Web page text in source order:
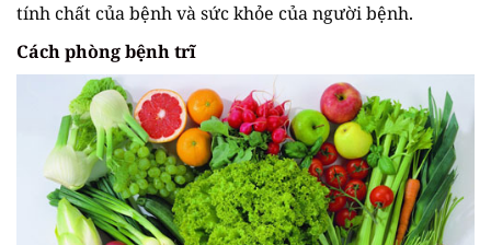
tính chất của bệnh và sức khỏe của người bệnh.
Cách phòng bệnh trĩ